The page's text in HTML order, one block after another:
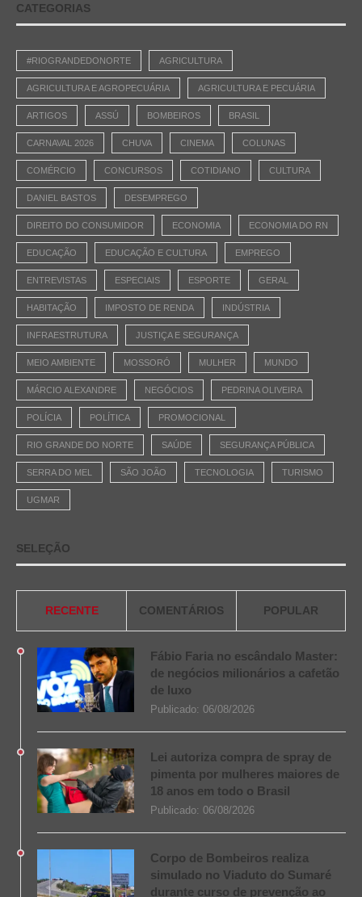
CATEGORIAS
#RIOGRANDEDONORTE AGRICULTURA
AGRICULTURA E AGROPECUÁRIA AGRICULTURA E PECUÁRIA
ARTIGOS ASSÚ BOMBEIROS BRASIL
CARNAVAL 2026 CHUVA CINEMA COLUNAS
COMÉRCIO CONCURSOS COTIDIANO CULTURA
DANIEL BASTOS DESEMPREGO
DIREITO DO CONSUMIDOR ECONOMIA ECONOMIA DO RN
EDUCAÇÃO EDUCAÇÃO E CULTURA EMPREGO
ENTREVISTAS ESPECIAIS ESPORTE GERAL
HABITAÇÃO IMPOSTO DE RENDA INDÚSTRIA
INFRAESTRUTURA JUSTIÇA E SEGURANÇA
MEIO AMBIENTE MOSSORÓ MULHER MUNDO
MÁRCIO ALEXANDRE NEGÓCIOS PEDRINA OLIVEIRA
POLÍCIA POLÍTICA PROMOCIONAL
RIO GRANDE DO NORTE SAÚDE SEGURANÇA PÚBLICA
SERRA DO MEL SÃO JOÃO TECNOLOGIA TURISMO
UGMAR
SELEÇÃO
RECENTE COMENTÁRIOS POPULAR
Fábio Faria no escândalo Master:
de negócios milionários a cafetão
de luxo
Publicado: 06/08/2026
Lei autoriza compra de spray de
pimenta por mulheres maiores de
18 anos em todo o Brasil
Publicado: 06/08/2026
Corpo de Bombeiros realiza
simulado no Viaduto do Sumaré
durante curso de prevenção ao